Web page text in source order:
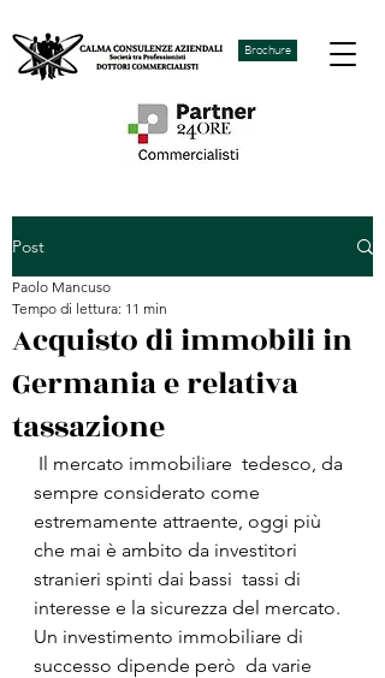
Brochure
Post
Acquisto di immobili in
Germania e relativa
tassazione
Paolo Mancuso
Tempo di lettura: 11 min
sempre considerato come
estremamente attraente, oggi più
che mai è ambito da investitori
stranieri spinti dai bassi  tassi di
interesse e la sicurezza del mercato.
Un investimento immobiliare di
successo dipende però  da varie